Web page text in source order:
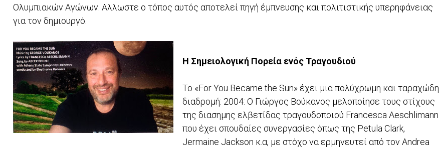
Ολυμπιακών Αγώνων. Αλλωστε ο τόπος αυτός αποτελεί πηγή έμπνευσης και πολιτιστικής υπερηφάνειας
για τον δημιουργό.
Η Σημειολογική Πορεία ενός Τραγουδιού
Το «For You Became the Sun» έχει μια πολύχρωμη και ταραχώδη
διαδρομή: 2004: Ο Γιώργος Βούκανος μελοποίησε τους στίχους
της διασημης ελβετίδας τραγουδοποιού Francesca Aeschlimann
που έχει σπουδαίες συνεργασίες όπως της Petula Clark,
Jermaine Jackson κ.α, με στόχο να ερμηνευτεί από τον Andrea